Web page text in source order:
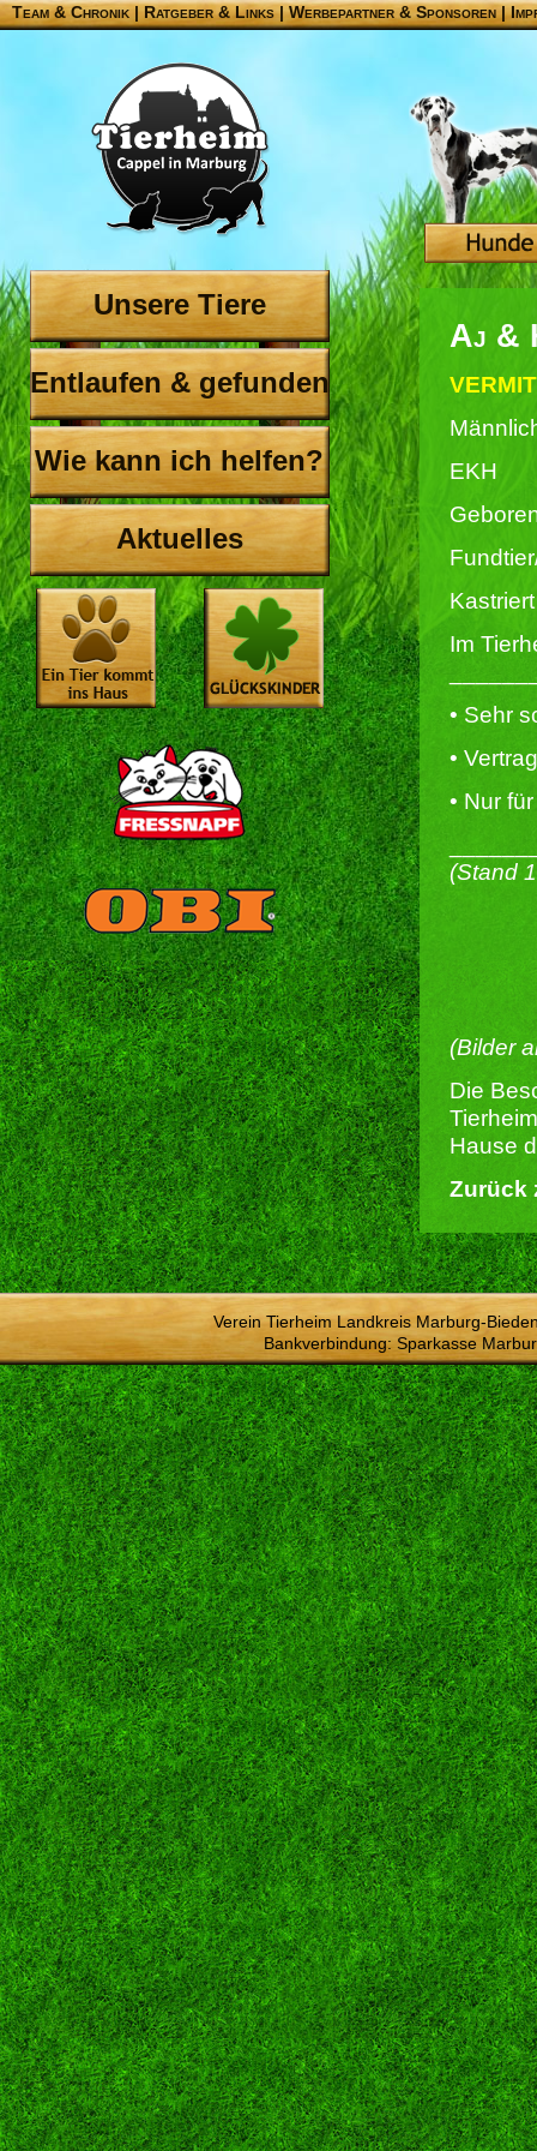
Team & Chronik |Ratgeber & Links|Werbepartner & Sponsoren|
Unsere Tiere
Entlaufen & gefunden
Wie kann ich helfen?
Aktuelles
Aj &
EKH
Im
• Sehr
•
• Nur
(Stand
(Bilder
Die
Hause
Zurück
Verein Tierheim Landkreis Marburg-
Bankverbindung: Sparkasse